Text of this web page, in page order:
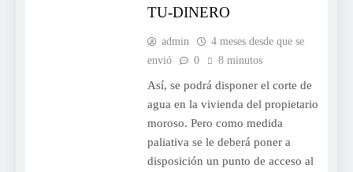
TU-DINERO
admin
4 meses desde que se
envió
0 8 minutos
Así, se podrá disponer el corte de
agua en la vivienda del propietario
moroso. Pero como medida
paliativa se le deberá poner a
disposición un punto de acceso al